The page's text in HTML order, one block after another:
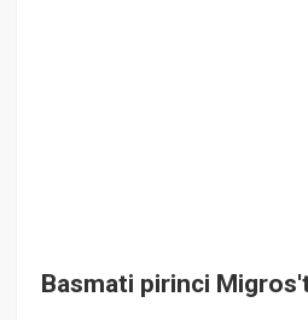
Basmati pirinci